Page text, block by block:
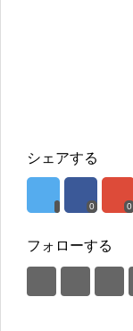
シェアする
0 0
フォローする